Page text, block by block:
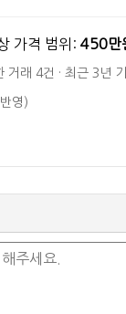
가격 범위: 450만
거래 4건 · 최근 3년
영)